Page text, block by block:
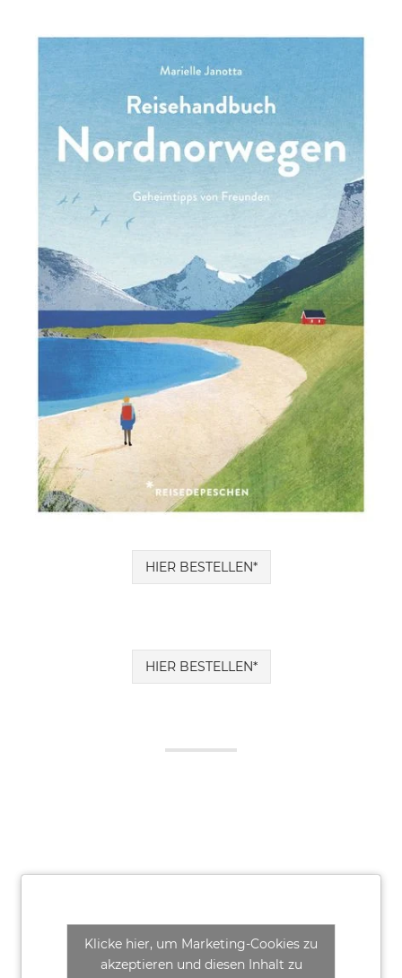
HIER BESTELLEN*
HIER BESTELLEN*
Klicke hier, um Marketing-Cookies zu
akzeptieren und diesen Inhalt zu